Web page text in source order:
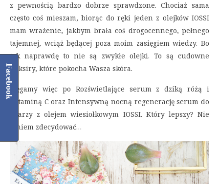
z pewnością bardzo dobrze sprawdzone. Chociaż sama
często coś mieszam, biorąc do ręki jeden z olejków IOSSI
mam wrażenie, jakbym brała coś drogocennego, pełnego
tajemnej, wciąż będącej poza moim zasięgiem wiedzy. Bo
tak naprawdę to nie są zwykłe olejki. To są cudowne
eliksiry, które pokocha Wasza skóra.
Sięgamy więc po Rozświetlające serum z dziką różą i
witaminą C oraz Intensywną nocną regenerację serum do
twarzy z olejem wiesiołkowym IOSSI. Który lepszy? Nie
umiem zdecydować…
Facebook